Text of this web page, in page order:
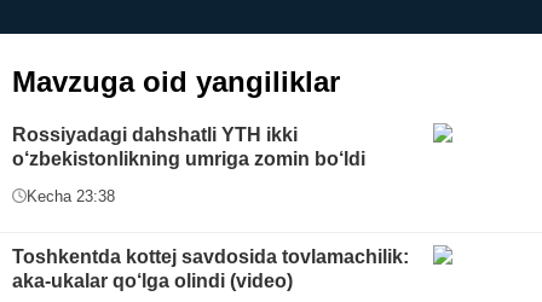
Mavzuga oid yangiliklar
Rossiyadagi dahshatli YTH ikki
o‘zbekistonlikning umriga zomin bo‘ldi
Kecha 23:38
Toshkentda kottej savdosida tovlamachilik:
aka-ukalar qo‘lga olindi (video)